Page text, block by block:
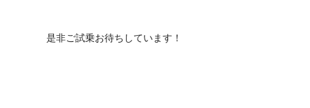
是非ご試乗お待ちしています！